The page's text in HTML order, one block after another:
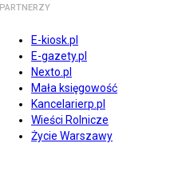
PARTNERZY
E-kiosk.pl
E-gazety.pl
Nexto.pl
Mała księgowość
Kancelarierp.pl
Wieści Rolnicze
Życie Warszawy